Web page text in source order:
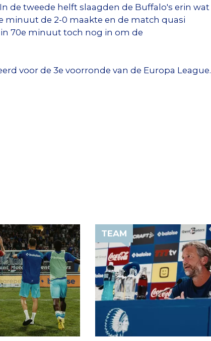
de tweede helft slaagden de Buffalo's erin wat
minuut de 2-0 maakte en de match quasi
70e minuut toch nog in om de
voor de 3e voorronde van de Europa League.
TEAM